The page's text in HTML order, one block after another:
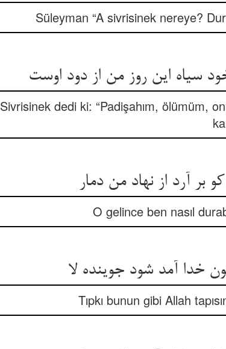
Süleyman “A sivrisinek nereye?
این روز من از دود اوست
Sivrisinek dedi ki: “Padişahım, ölümüm,
بر آرد از نهاد من دمار
O gelince ben nasıl
خدا آمد شود جوینده لا
Tıpkı bunun gibi Allah